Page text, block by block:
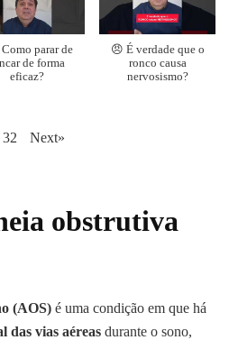
parar de
de forma
eficaz?
😠 É verdade que o
ronco causa
nervosismo?
32 Next»
obstrutiva
(AOS) é uma condição em que há
das vias aéreas durante o sono,